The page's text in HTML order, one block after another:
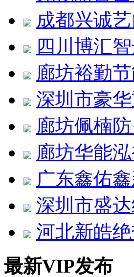
成都兴诚
四川博汇
廊坊裕勤
深圳市豪
廊坊佩楠
廊坊华能
广东鑫佑
深圳市盛
河北新皓
最新VIP发布